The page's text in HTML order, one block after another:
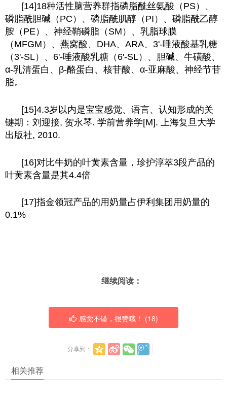
[14]18种活性脑营养群指磷脂酰丝氨酸（PS）、
磷脂酰胆碱（PC）、磷脂酰肌醇（PI）、磷脂酰乙醇
胺（PE）、神经鞘磷脂（SM）、乳脂球膜
（MFGM）、燕窝酸、DHA、ARA、3'-唾液酸基乳糖
（3'-SL）、6'-唾液酸乳糖（6'-SL）、胆碱、牛磺酸、
α-乳清蛋白、β-酪蛋白、核苷酸、α-亚麻酸、神经节苷
脂。
[15]4.3岁以内是宝宝感觉、语言、认知形成的关
键期：刘迎接, 贺永琴. 学前营养学[M]. 上海复旦大学
出版社, 2010.
[16]对比牛奶的叶黄素含量，珍护淳萃3段产品的
叶黄素含量是其4.4倍
[17]指金领冠产品的用奶量占伊利集团用奶量的
0.1%
继续阅读：
感觉不错，很赞哦！ (18)
分享到：
相关推荐